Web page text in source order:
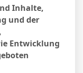
Inhalte,
und der
Entwicklung